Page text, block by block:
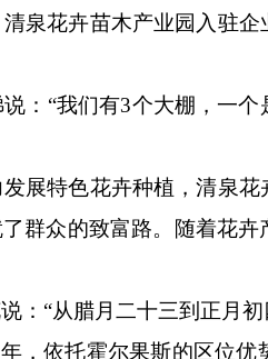
泉花卉苗木产业园入驻
： “我们有3个大棚，一
展特色花卉种植，清泉
群众的致富路。随着花
： “从腊月二十三到正月
，依托霍尔果斯的区位